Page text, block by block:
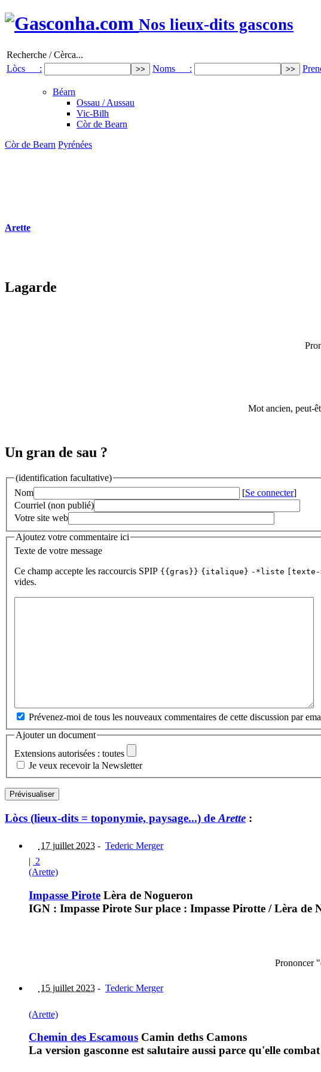
Nos lieux-dits gascons
Recherche / Cèrca...
Lòcs :
Noms :
Béarn
Ossau / Aussau
Vic-Bilh
Còr de Bearn
Còr de Bearn Pyrénées
Arette
Lagarde
Mot ancien, peut-
Un gran de sau ?
(identification facultative)
Nom
[Se connecter]
Courriel (non publié)
Votre site web
Ajoutez votre commentaire ici
Texte de votre message
Ce champ accepte les raccourcis SPIP {{gras}} {italique} -*liste
vides.
Prévenez-moi de tous les nouveaux commentaires de cette discussion par
Ajouter un document
Extensions autorisées : toutes
Je veux recevoir la Newsletter
Lòcs (lieux-dits = toponymie, paysage...) de Arette :
17 juillet 2023 - Tederic Merger
| 2
(Arette)
Impasse Pirote Lèra de Nogueron
IGN : Impasse Pirote Sur place : Impasse Pirotte / Lèra
Prononcer
15 juillet 2023 - Tederic Merger
(Arette)
Chemin des Escamous Camin deths Camons
La version gasconne est salutaire aussi parce qu'elle